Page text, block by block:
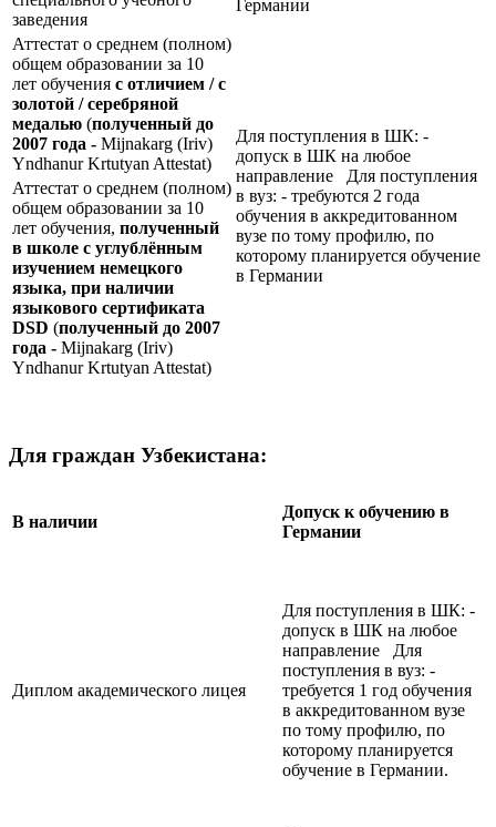
Германии
заведения
Аттестат о среднем (полном)
общем образовании за 10
лет обучения с отличием / с
золотой / серебряной
медалью (полученный до
2007 года - Mijnakarg (Iriv)
Yndhanur Krtutyan Attestat)
Для поступления в ШК: -
допуск в ШК на любое
направление Для поступления
в вуз: - требуются 2 года
обучения в аккредитованном
вузе по тому профилю, по
которому планируется обучение
в Германии
Аттестат о среднем (полном)
общем образовании за 10
лет обучения, полученный
в школе с углублённым
изучением немецкого
языка, при наличии
языкового сертификата
DSD (полученный до 2007
года - Mijnakarg (Iriv)
Yndhanur Krtutyan Attestat)
Для граждан Узбекистана:
В наличии
Допуск к обучению в
Германии
Диплом академического лицея
Для поступления в ШК: -
допуск в ШК на любое
направление Для
поступления в вуз: -
требуется 1 год обучения
в аккредитованном вузе
по тому профилю, по
которому планируется
обучение в Германии.